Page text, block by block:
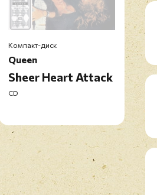
Компакт-диск
Queen
Sheer Heart Attack
CD